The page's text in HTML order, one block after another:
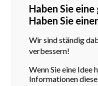
Haben Sie
Haben Sie
Wir sind ständig
verbessern!
Wenn Sie eine Idee
Informationen